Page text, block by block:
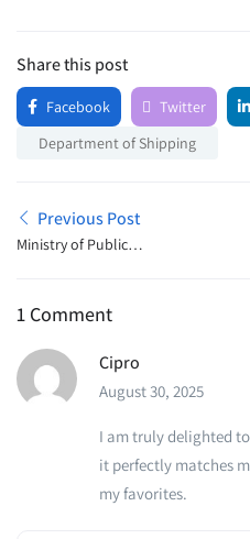
Share this post
Facebook Twitter
Department of Shipping
Previous Post
Ministry of Public
1 Comment
Cipro
August 30, 2025
I am truly delighted
it perfectly matches
my favorites.